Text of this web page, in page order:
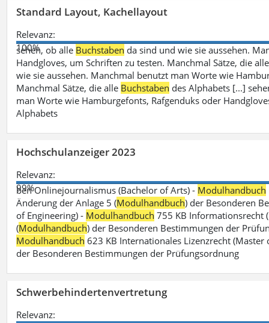
Standard Layout, Kachellayout
Relevanz:
100%
sehen, ob alle Buchstaben da sind und wie sie aussehen.
Handgloves, um Schriften zu testen. Manchmal Sätze, die
wie sie aussehen. Manchmal benutzt man Worte wie
Manchmal Sätze, die alle Buchstaben des Alphabets [...]
man Worte wie Hamburgefonts, Rafgenduks oder
Alphabets
Hochschulanzeiger 2023
Relevanz:
99%
ben Onlinejournalismus (Bachelor of Arts) - Modulhandbuch
Änderung der Anlage 5 (Modulhandbuch) der Besonderen
of Engineering) - Modulhandbuch 755 KB Informationsrecht
(Modulhandbuch) der Besonderen Bestimmungen der
Modulhandbuch 623 KB Internationales Lizenzrecht (Master
der Besonderen Bestimmungen der Prüfungsordnung
Schwerbehindertenvertretung
Relevanz: